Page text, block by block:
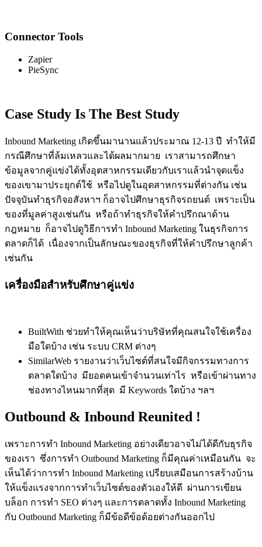
Connector Tools
Zapier
PieSync
Case Study Is The Best Study
Inbound Marketing เกิดขึ้นมานานแล้วประมาณ 12-13 ปี ทำให้มี
กรณีศึกษาที่ล้มเหลวและได้ผลมากมาย เราสามารถศึกษา
ข้อมูลจากคู่แข่งได้ทั้งอุตสาหกรรมเดียวกับเราแล้วนำจุดแข็ง
ของเขามาประยุกต์ใช้ หรือไปดูในอุตสาหกรรมที่ต่างกัน เช่น
ปัจจุบันทำธุรกิจอสังหาฯ ก็อาจไปศึกษาธุรกิจรถยนต์ เพราะเป็น
ของที่มูลค่าสูงเช่นกัน หรือถ้าทำธุรกิจให้คำปรึกณาด้าน
กฎหมาย ก็อาจไปดูวิธีการทำ Inbound Marketing ในธุรกิจการ
ตลาดก็ได้ เนื่องจากเป็นลักษณะของธุรกิจที่ให้คำปรึกษาลูกค้า
เช่นกัน
เครื่องมือสำหรับศึกษาคู่แข่ง
BuiltWith ช่วยทำให้คุณเห็นว่าบริษัทที่คุณสนใจใช้เครื่อง
มือใดบ้าง เช่น ระบบ CRM ต่างๆ
SimilarWeb รายงานว่าเว็บไซต์ที่สนใจมีกิจกรรมทางการ
ตลาดใดบ้าง มียอดคนเข้าจำนวนเท่าไร หรือเข้าผ่านทาง
ช่องทางไหนมากที่สุด มี Keywords ใดบ้าง ฯลฯ
Outbound & Inbound Reunited !
เพราะการทำ Inbound Marketing อย่างเดียวอาจไม่ได้ดีกับธุรกิจ
ของเรา ซึ่งการทำ Outbound Marketing ก็มีคุณค่าเหมือนกัน จะ
เห็นได้ว่าการทำ Inbound Marketing เปรียบเสมือนการสร้างบ้าน
ให้แข็งแรงจากการทำเว็บไซต์ของตัวเองให้ดี ผ่านการเขียน
บล็อก การทำ SEO ต่างๆ และการตลาดทั้ง Inbound Marketing
กับ Outbound Marketing ก็มีข้อดีข้อด้อยต่างกันออกไป